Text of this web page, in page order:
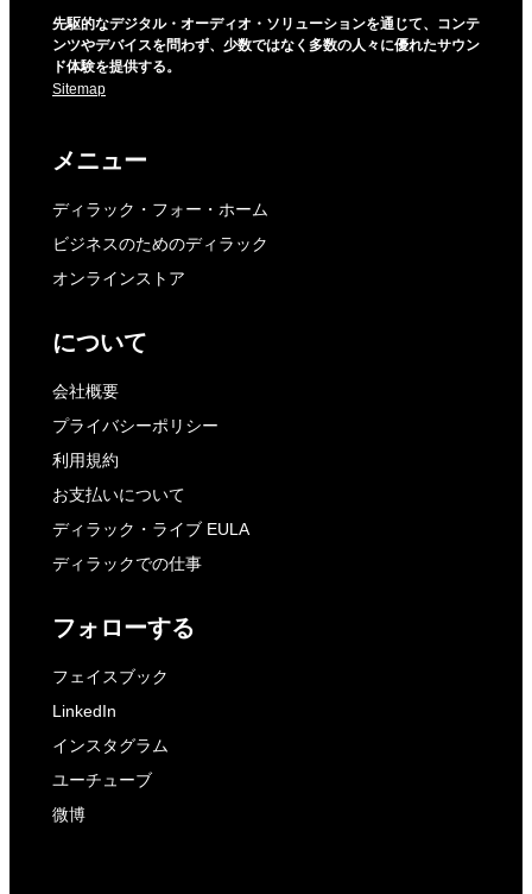
先駆的なデジタル・オーディオ・ソリューションを通じて、コンテ
ンツやデバイスを問わず、少数ではなく多数の人々に優れたサウン
ド体験を提供する。
Sitemap
メニュー
ディラック・フォー・ホーム
ビジネスのためのディラック
オンラインストア
について
会社概要
プライバシーポリシー
利用規約
お支払いについて
ディラック・ライブ EULA
ディラックでの仕事
フォローする
フェイスブック
LinkedIn
インスタグラム
ユーチューブ
微博